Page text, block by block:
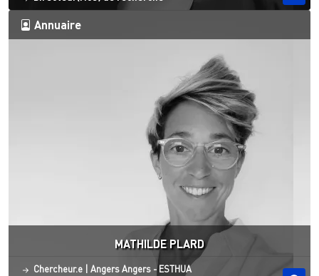
Annuaire
MATHILDE PLARD
Statut
Chercheur.e Site ESO
AngersAngers - ESTHUA